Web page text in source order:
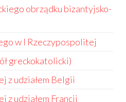
obrządku bizantyjsko-
w I Rzeczypospolitej
greckokatolicki)
z udziałem Belgii
z udziałem Francji